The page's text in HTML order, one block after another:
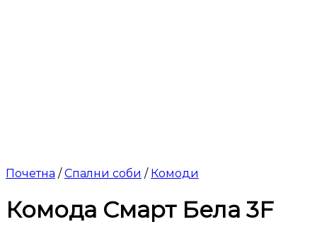
Почетна / Спални соби / Комоди
Комода Смарт Бела 3F